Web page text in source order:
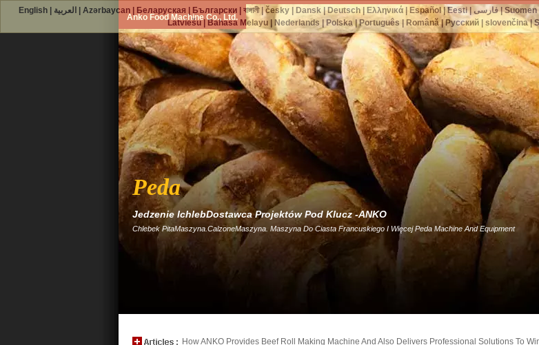
Anko Food Machine Co., Ltd.
Peda
Jedzenie IchlebDostawca Projektów Pod Klucz -ANKO
Chlebek PitaMaszyna.calzoneMaszyna. Maszyna Do Ciasta Francuskiego I Więcej Peda Machine And Equipment
How ANKO Provides Beef Roll Making Machine And Also Delivers Professional Solutions To
English| العربية Azərbaycan| Беларуская Български| বাঙ্গালী|česky| Dansk|Deutsch| Ελληνικά| Español |Eesti| فارسی|Suomen
Latviešu|Bahasa Melayu Nederlands Polska|Português Română|Русский |slovenčina|